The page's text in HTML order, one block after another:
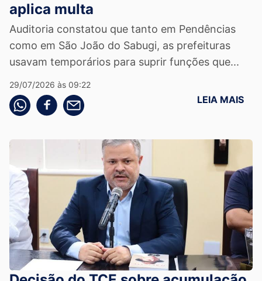
aplica multa
Auditoria constatou que tanto em Pendências
como em São João do Sabugi, as prefeituras
usavam temporários para suprir funções que...
29/07/2026 às 09:22
Compartilhe pelo whatsapp
Compartilhar no facebook
Compartilhe pelo email LEIA MAIS